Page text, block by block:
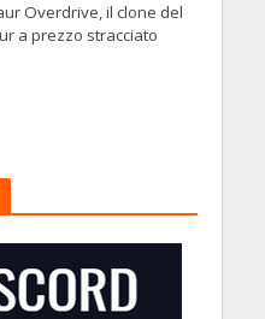
Overdrive, il clone del
a prezzo stracciato